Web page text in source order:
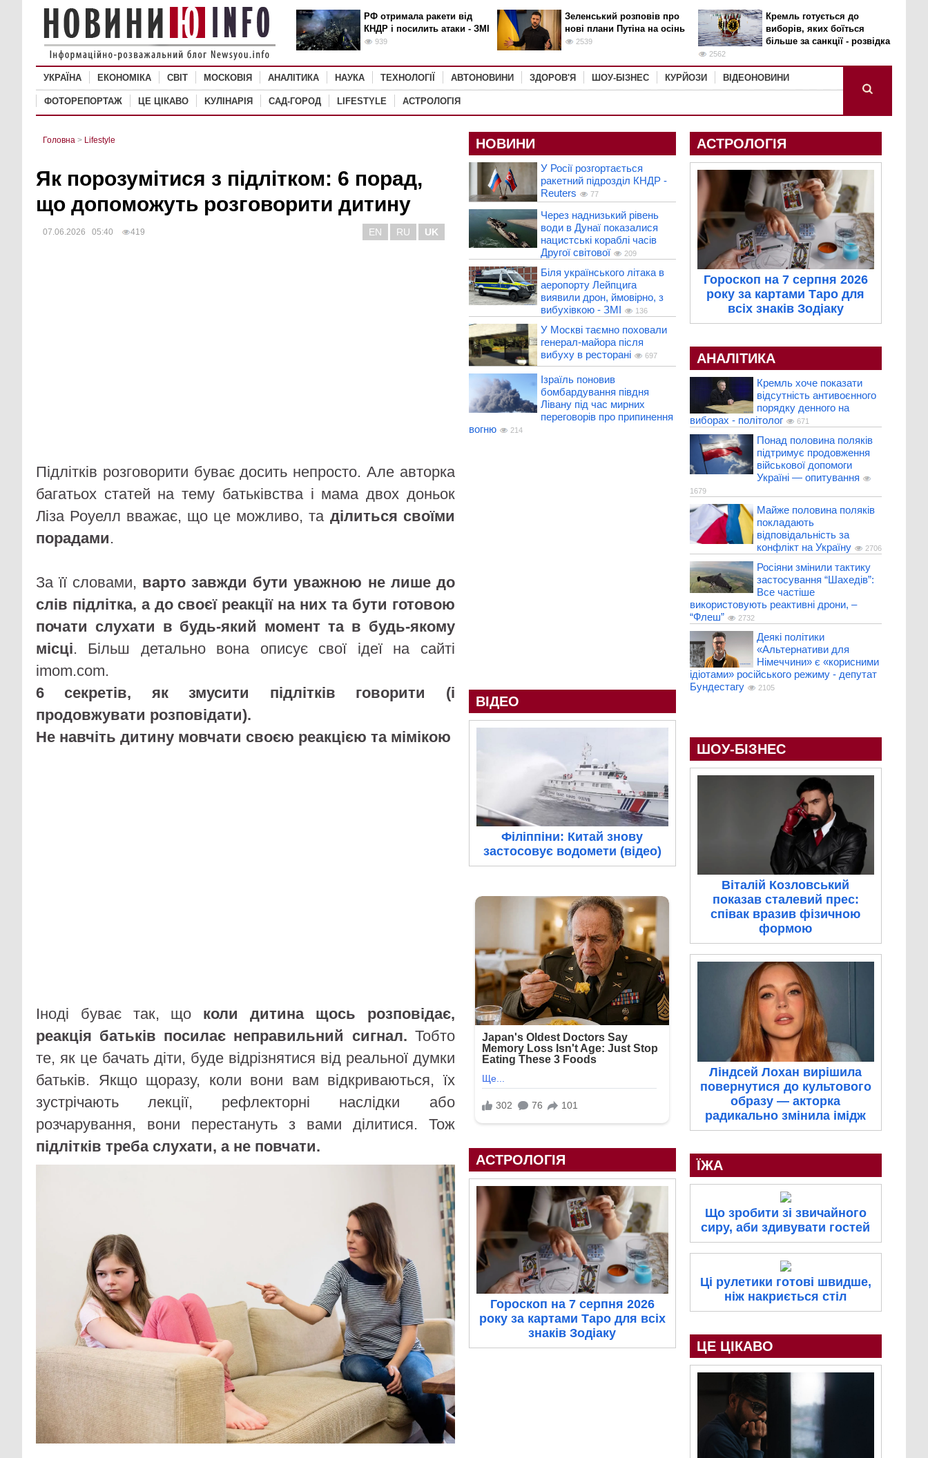
РФ отримала ракети від
КНДР і посилить атаки - ЗМІ
939
Зеленський розповів про
нові плани Путіна на осінь
2539
Кремль готується до
виборів, яких боїться
більше за санкції - розвідка
2562
УКРАЇНА ЕКОНОМІКА СВІТ MОСКОВІЯ АНАЛІТИКА НАУКА ТЕХНОЛОГІЇ АВТОНОВИНИ ЗДОРОВ'Я ШОУ-БІЗНЕС КУРЙОЗИ ВІДЕОНОВИНИ
ФОТОРЕПОРТАЖ ЦЕ ЦІКАВО KУЛІНАРІЯ САД-ГОРОД LIFESTYLE АСТРОЛОГІЯ
Головна > Lifestyle
Як порозумітися з підлітком: 6 порад,
що допоможуть розговорити дитину
07.06.2026 05:40 419 EN RU UK
Підлітків розговорити буває досить непросто. Але авторка
багатьох статей на тему батьківства і мама двох доньок
Ліза Роуелл вважає, що це можливо, та ділиться своїми
порадами.
За її словами, варто завжди бути уважною не лише до
слів підлітка, а до своєї реакції на них та бути готовою
почати слухати в будь-який момент та в будь-якому
місці. Більш детально вона описує свої ідеї на сайті
imom.com.
6 секретів, як змусити підлітків говорити (і
продовжувати розповідати).
Не навчіть дитину мовчати своєю реакцією та мімікою
Іноді буває так, що коли дитина щось розповідає,
реакція батьків посилає неправильний сигнал. Тобто
те, як це бачать діти, буде відрізнятися від реальної думки
батьків. Якщо щоразу, коли вони вам відкриваються, їх
зустрічають лекції, рефлекторні наслідки або
розчарування, вони перестануть з вами ділитися. Тож
підлітків треба слухати, а не повчати.
НОВИНИ
У Росії розгортається
ракетний підрозділ КНДР -
Reuters
77
Через наднизький рівень
води в Дунаї показалися
нацистські кораблі часів
Другої світової
209
Біля українського літака в
аеропорту Лейпцига
виявили дрон, ймовірно, з
вибухівкою - ЗМІ
136
У Москві таємно поховали
генерал-майора після
вибуху в ресторані
697
Ізраїль поновив
бомбардування півдня
Лівану під час мирних
переговорів про припинення
вогню
214
ВІДЕО
Філіппіни: Китай знову
застосовує водомети (відео)
АСТРОЛОГІЯ
Гороскоп на 7 серпня 2026
року за картами Таро для всіх
знаків Зодіаку
АСТРОЛОГІЯ
Гороскоп на 7 серпня 2026
року за картами Таро для
всіх знаків Зодіаку
АНАЛІТИКА
Кремль хоче показати
відсутність антивоєнного
порядку денного на
виборах - політолог
671
Понад половина поляків
підтримує продовження
військової допомоги
Україні — опитування
1679
Майже половина поляків
покладають
відповідальність за
конфлікт на Україну
2706
Росіяни змінили тактику
застосування “Шахедів”:
Все частіше
використовують реактивні дрони, –
“Флеш”
2732
Деякі політики
«Альтернативи для
Німеччини» є «корисними
ідіотами» російського режиму - депутат
Бундестагу
2105
ШОУ-БІЗНЕС
Віталій Козловський
показав сталевий прес:
співак вразив фізичною
формою
Ліндсей Лохан вирішила
повернутися до культового
образу — акторка
радикально змінила імідж
ЇЖА
Що зробити зі звичайного
сиру, аби здивувати гостей
Ці рулетики готові швидше,
ніж накриється стіл
ЦЕ ЦІКАВО